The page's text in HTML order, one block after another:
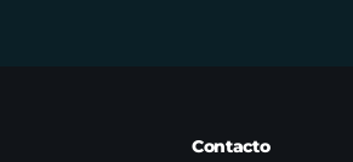
Contacto